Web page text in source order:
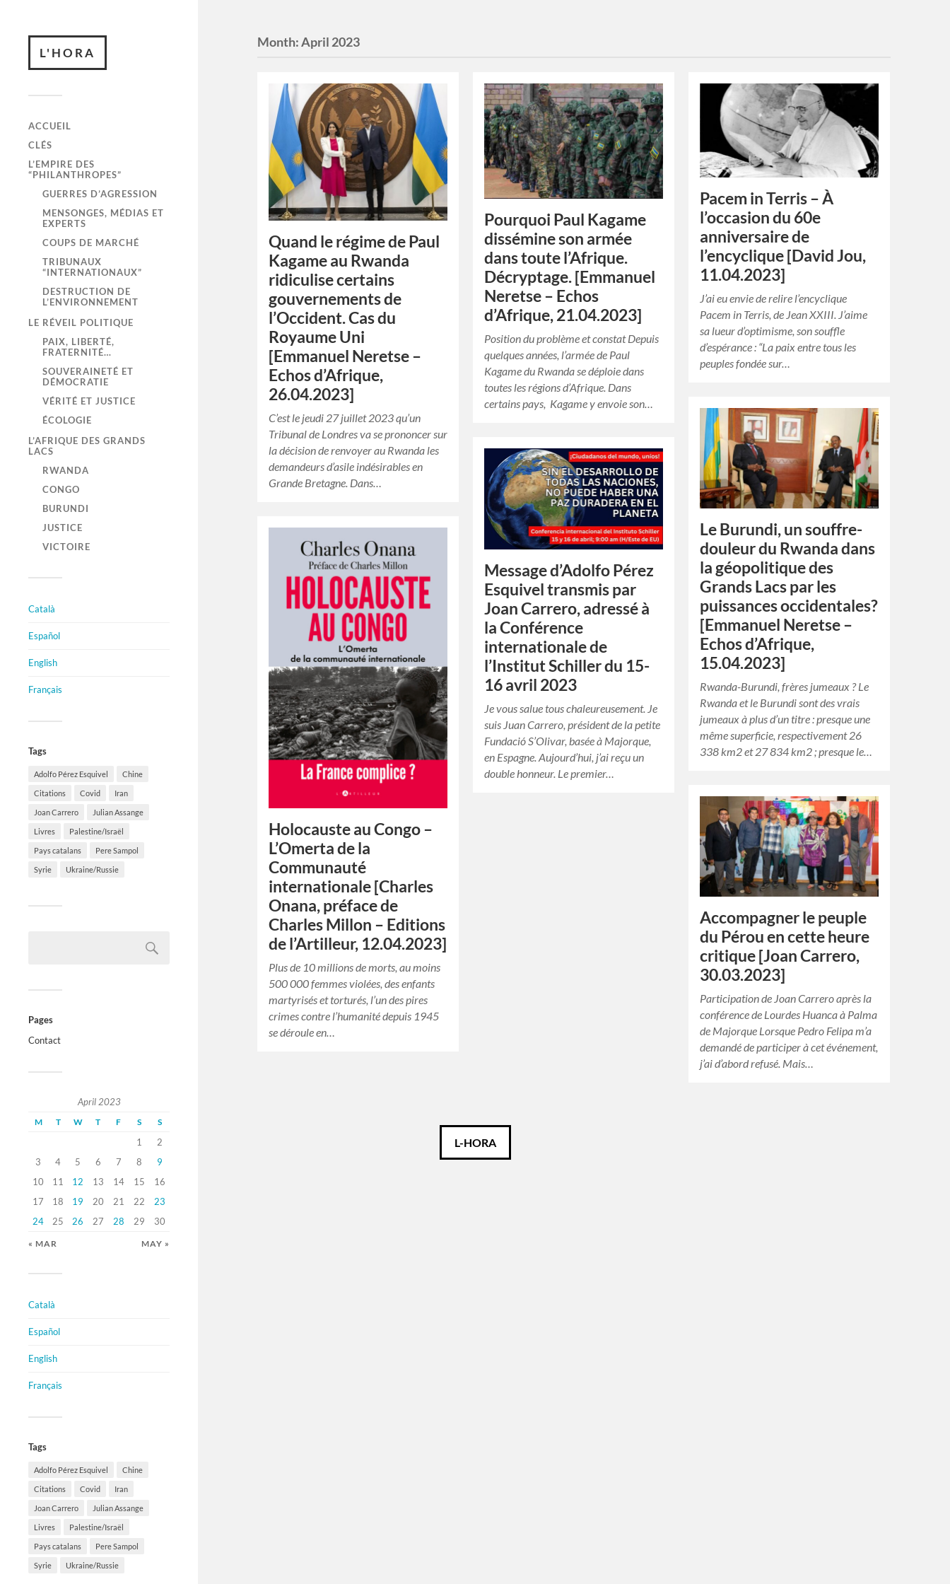
L'HORA
ACCUEIL
CLÉS
L’EMPIRE DES
“PHILANTHROPES”
GUERRES D’AGRESSION
MENSONGES, MÉDIAS ET
EXPERTS
COUPS DE MARCHÉ
TRIBUNAUX
“INTERNATIONAUX”
DESTRUCTION DE
L’ENVIRONNEMENT
LE RÉVEIL POLITIQUE
PAIX, LIBERTÉ,
FRATERNITÉ…
SOUVERAINETÉ ET
DÉMOCRATIE
VÉRITÉ ET JUSTICE
ÉCOLOGIE
L’AFRIQUE DES GRANDS
LACS
RWANDA
CONGO
BURUNDI
JUSTICE
VICTOIRE
Català
Español
English
Français
Tags
Adolfo Pérez Esquivel Chine
Citations Covid Iran
Joan Carrero Julian Assange
Livres Palestine/Israël
Pays catalans Pere Sampol
Syrie Ukraine/Russie
Pages
Contact
April 2023
M T W T F S S
1
2
3
4 5 6 7 8
9
10
11 12 13 14 15
16
17
18 19 20 21 22
23
24
25 26 27 28 29 30
« MAR MAY »
Català
Español
English
Français
Tags
Adolfo Pérez Esquivel Chine
Citations Covid Iran
Joan Carrero Julian Assange
Livres Palestine/Israël
Pays catalans Pere Sampol
Syrie Ukraine/Russie
Month:April 2023
Quand le régime de Paul
Kagame au Rwanda
ridiculise certains
gouvernements de
l’Occident. Cas du
Royaume Uni
[Emmanuel Neretse –
Echos d’Afrique,
26.04.2023]
C’est le jeudi 27 juillet 2023 qu’un
Tribunal de Londres va se prononcer sur
la décision de renvoyer au Rwanda les
demandeurs d’asile indésirables en
Grande Bretagne. Dans…
Pourquoi Paul Kagame
dissémine son armée
dans toute l’Afrique.
Décryptage. [Emmanuel
Neretse – Echos
d’Afrique, 21.04.2023]
Position du problème et constat Depuis
quelques années, l’armée de Paul
Kagame du Rwanda se déploie dans
toutes les régions d’Afrique. Dans
certains pays, Kagame y envoie son…
Pacem in Terris – À
l’occasion du 60e
anniversaire de
l’encyclique [David Jou,
11.04.2023]
J’ai eu envie de relire l’encyclique
Pacem in Terris, de Jean XXIII. J’aime
sa lueur d’optimisme, son souffle
d’espérance : “La paix entre tous les
peuples fondée sur…
Le Burundi, un souffre-
douleur du Rwanda dans
la géopolitique des
Grands Lacs par les
puissances occidentales?
[Emmanuel Neretse –
Echos d’Afrique,
15.04.2023]
Rwanda-Burundi, frères jumeaux ? Le
Rwanda et le Burundi sont des vrais
jumeaux à plus d’un titre : presque une
même superficie, respectivement 26
338 km2 et 27 834 km2 ; presque le…
Message d’Adolfo Pérez
Esquivel transmis par
Joan Carrero, adressé à
la Conférence
internationale de
l’Institut Schiller du 15-
16 avril 2023
Je vous salue tous chaleureusement. Je
suis Juan Carrero, président de la petite
Fundació S’Olivar, basée à Majorque,
en Espagne. Aujourd’hui, j’ai reçu un
double honneur. Le premier…
Holocauste au Congo –
L’Omerta de la
Communauté
internationale [Charles
Onana, préface de
Charles Millon – Editions
de l’Artilleur, 12.04.2023]
Plus de 10 millions de morts, au moins
500 000 femmes violées, des enfants
martyrisés et torturés, l’un des pires
crimes contre l’humanité depuis 1945
se déroule en…
Accompagner le peuple
du Pérou en cette heure
critique [Joan Carrero,
30.03.2023]
Participation de Joan Carrero après la
conférence de Lourdes Huanca à Palma
de Majorque Lorsque Pedro Felipa m’a
demandé de participer à cet événement,
j’ai d’abord refusé. Mais…
L-HORA